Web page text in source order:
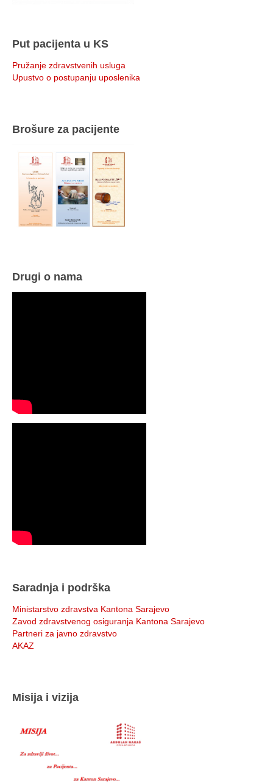
Put pacijenta u KS
Pružanje zdravstvenih usluga
Upustvo o postupanju uposlenika
Brošure za pacijente
Drugi o nama
Saradnja i podrška
Ministarstvo zdravstva Kantona Sarajevo
Zavod zdravstvenog osiguranja Kantona Sarajevo
Partneri za javno zdravstvo
AKAZ
Misija i vizija